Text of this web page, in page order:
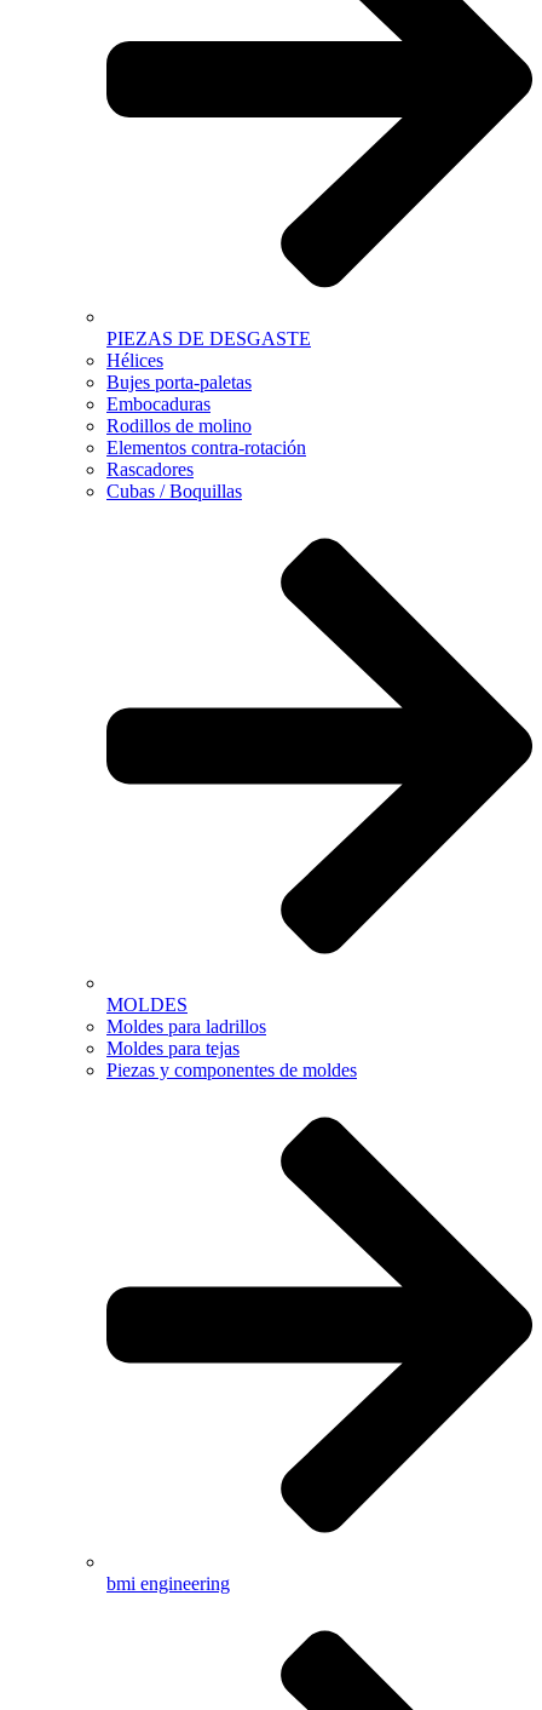
PIEZAS DE DESGASTE
Hélices
Bujes porta-paletas
Embocaduras
Rodillos de molino
Elementos contra-rotación
Rascadores
Cubas / Boquillas
MOLDES
Moldes para ladrillos
Moldes para tejas
Piezas y componentes de moldes
bmi engineering